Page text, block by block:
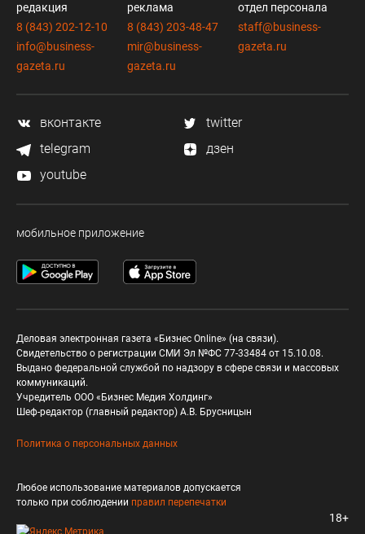
редакция
8 (843) 202-12-10
info@business-
gazeta.ru
реклама
8 (843) 203-48-47
mir@business-
gazeta.ru
отдел персонала
staff@business-
gazeta.ru
вконтакте
twitter
telegram
дзен
youtube
мобильное приложение
Деловая электронная газета «Бизнес Online» (на связи).
Свидетельство о регистрации СМИ Эл №ФС 77-33484 от 15.10.08.
Выдано федеральной службой по надзору в сфере связи и массовых
коммуникаций.
Учредитель ООО «Бизнес Медия Холдинг»
Шеф-редактор (главный редактор) А.В. Брусницын
Политика о персональных данных
Любое использование материалов допускается
только при соблюдении правил перепечатки
18+